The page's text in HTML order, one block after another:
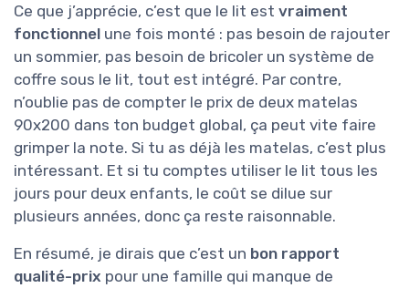
Ce que j’apprécie, c’est que le lit est vraiment
fonctionnel une fois monté : pas besoin de rajouter
un sommier, pas besoin de bricoler un système de
coffre sous le lit, tout est intégré. Par contre,
n’oublie pas de compter le prix de deux matelas
90x200 dans ton budget global, ça peut vite faire
grimper la note. Si tu as déjà les matelas, c’est plus
intéressant. Et si tu comptes utiliser le lit tous les
jours pour deux enfants, le coût se dilue sur
plusieurs années, donc ça reste raisonnable.
En résumé, je dirais que c’est un bon rapport
qualité-prix pour une famille qui manque de